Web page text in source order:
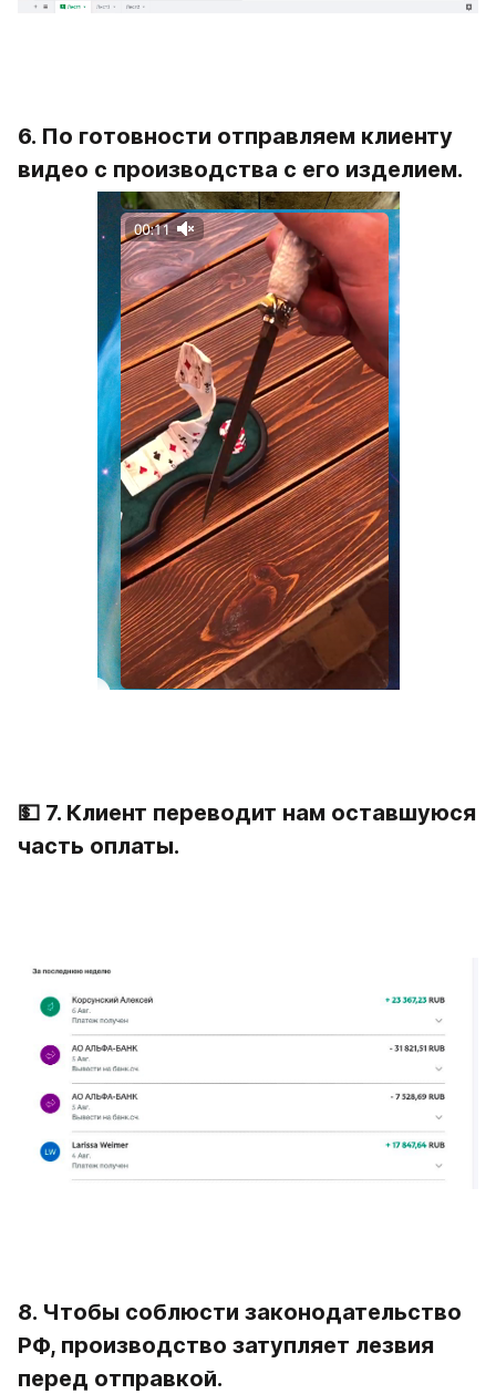
6. По готовности отправляем клиенту
видео с производства с его изделием.
💵 7. Клиент переводит нам оставшуюся
часть оплаты.
8. Чтобы соблюсти законодательство
РФ, производство затупляет лезвия
перед отправкой.